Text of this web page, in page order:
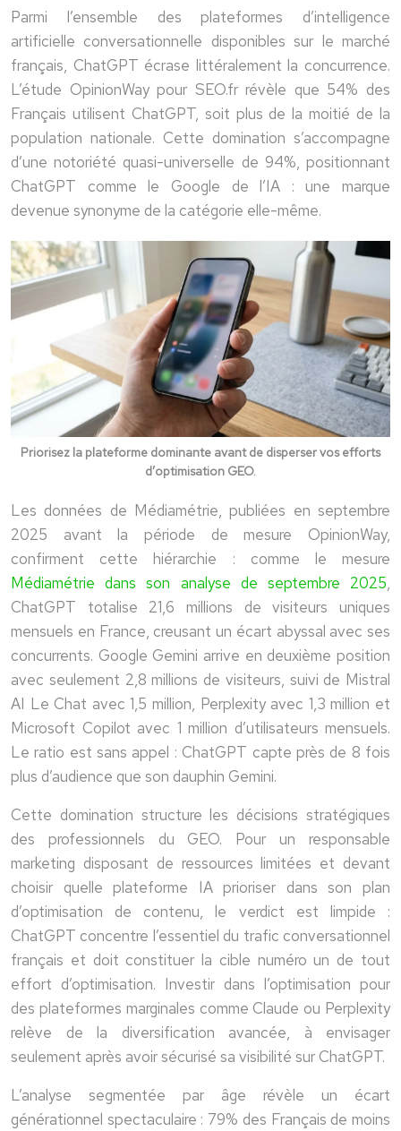
Parmi l’ensemble des plateformes d’intelligence
artificielle conversationnelle disponibles sur le marché
français, ChatGPT écrase littéralement la concurrence.
L’étude OpinionWay pour SEO.fr révèle que 54% des
Français utilisent ChatGPT, soit plus de la moitié de la
population nationale. Cette domination s’accompagne
d’une notoriété quasi-universelle de 94%, positionnant
ChatGPT comme le Google de l’IA : une marque
devenue synonyme de la catégorie elle-même.
Priorisez la plateforme dominante avant de disperser vos efforts
d’optimisation GEO.
Les données de Médiamétrie, publiées en septembre
2025 avant la période de mesure OpinionWay,
confirment cette hiérarchie : comme le mesure
Médiamétrie dans son analyse de septembre 2025,
ChatGPT totalise 21,6 millions de visiteurs uniques
mensuels en France, creusant un écart abyssal avec ses
concurrents. Google Gemini arrive en deuxième position
avec seulement 2,8 millions de visiteurs, suivi de Mistral
AI Le Chat avec 1,5 million, Perplexity avec 1,3 million et
Microsoft Copilot avec 1 million d’utilisateurs mensuels.
Le ratio est sans appel : ChatGPT capte près de 8 fois
plus d’audience que son dauphin Gemini.
Cette domination structure les décisions stratégiques
des professionnels du GEO. Pour un responsable
marketing disposant de ressources limitées et devant
choisir quelle plateforme IA prioriser dans son plan
d’optimisation de contenu, le verdict est limpide :
ChatGPT concentre l’essentiel du trafic conversationnel
français et doit constituer la cible numéro un de tout
effort d’optimisation. Investir dans l’optimisation pour
des plateformes marginales comme Claude ou Perplexity
relève de la diversification avancée, à envisager
seulement après avoir sécurisé sa visibilité sur ChatGPT.
L’analyse segmentée par âge révèle un écart
générationnel spectaculaire : 79% des Français de moins